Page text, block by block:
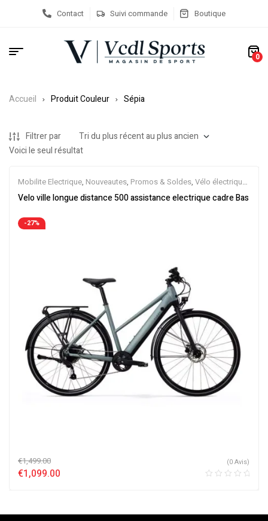
Contact Suivi commande Boutique
0
Accueil Produit Couleur Sépia
Filtrer par
Voici le seul résultat
Mobilite Electrique, Nouveautes, Promos & Soldes, Vélo électrique
ville, Velos Electriques,VTC Electrique
Velo ville longue distance 500 assistance electrique cadre Bas
-27%
€1,499.00
€1,099.00
(0 Avis)